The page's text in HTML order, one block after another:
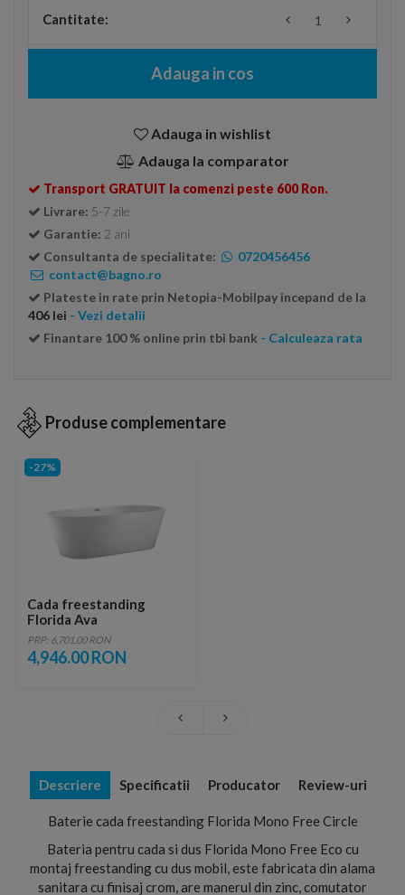
Cantitate:
Adauga in cos
Adauga in wishlist
Adauga la comparator
Transport GRATUIT la comenzi peste 600 Ron.
Livrare: 5-7 zile
Garantie: 2 ani
Consultanta de specialitate:
0720456456
contact@bagno.ro
Plateste in rate prin Netopia-Mobilpay incepand de la
406 lei - Vezi detalii
Finantare 100 % online prin tbi bank - Calculeaza rata
Produse complementare
-27%
Cada freestanding
Florida Ava
167.5x78xH57.5 cm
PRP: 6,701.00 RON
4,946.00 RON
Descriere Specificatii Producator Review-uri
Baterie cada freestanding Florida Mono Free Circle
Bateria pentru cada si dus Florida Mono Free Eco cu
montaj freestanding cu dus mobil, este fabricata din alama
sanitara cu finisaj crom, are manerul din zinc, comutator